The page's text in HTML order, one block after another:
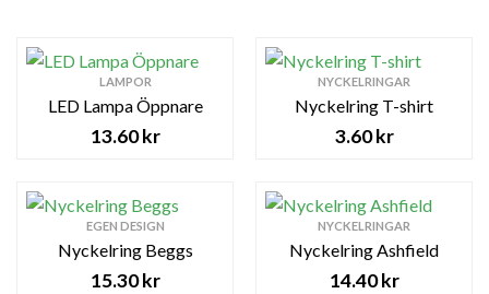
LAMPOR
LED Lampa Öppnare
13.60kr
NYCKELRINGAR
Nyckelring T-shirt
3.60kr
EGEN DESIGN
Nyckelring Beggs
15.30kr
NYCKELRINGAR
Nyckelring Ashfield
14.40kr